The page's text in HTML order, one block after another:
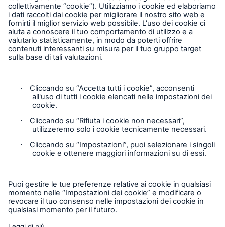
Munich Re Worldwide
Follow us
Contact
Privacy
Legal Notice
Sitemap